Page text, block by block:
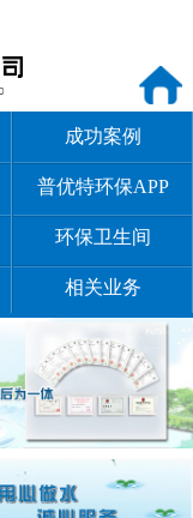
成功案例
普优特环保APP
环保卫生间
相关业务